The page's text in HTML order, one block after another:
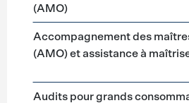
(AMO)
Accompagnement des
(AMO) et assistance à
Audits pour grands